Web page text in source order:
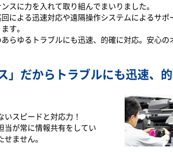
スに力を入れて取り組んでまいりました。
による迅速対応や遠隔操作システムによるサ
す。
らゆるトラブルにも迅速、的確に対応。安心の
」だから トラブルにも迅速、
スピードと対応力！
当が常に情報共有をしてい
ません。